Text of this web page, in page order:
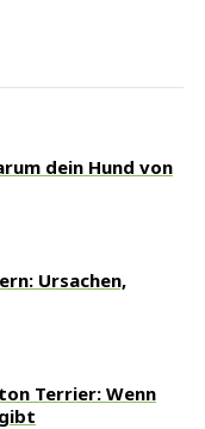
dein Hund von
Ursachen,
Terrier: Wenn